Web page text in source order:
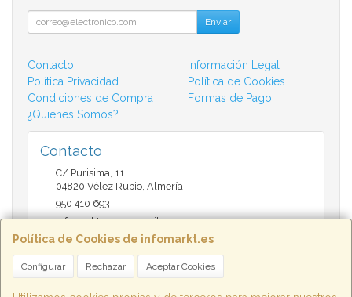
Política de Cookies de infomarkt.es
Configurar Rechazar Aceptar Cookies
Enviar
Contacto
Información Legal
Política Privacidad
Política de Cookies
Condiciones de Compra
Formas de Pago
¿Quienes Somos?
Contacto
C/ Purisima, 11
04820 Vélez Rubio, Almería
950 410 693
infomarktvelez@gmail.com
Horario